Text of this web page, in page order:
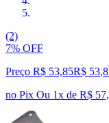
(2)
7% OFF
Preço R$ 53,85R$ 53,
no Pix Ou 1x de R$